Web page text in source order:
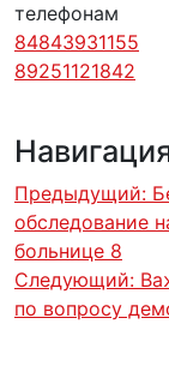
телефонам
84843931155
89251121842
Предыдущий:
обследование
больнице 8
Следующий:
по вопросу